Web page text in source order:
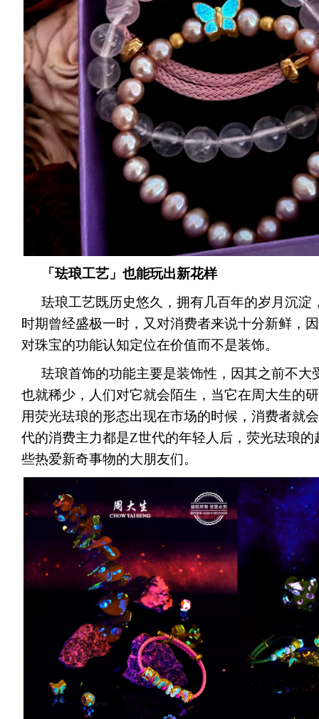
「珐琅工艺」也能玩出新花样
珐琅工艺既历史悠久，拥有几百年的岁月沉淀
时期曾经盛极一时，又对消费者来说十分新鲜，
对珠宝的功能认知定位在价值而不是装饰。
珐琅首饰的功能主要是装饰性，因其之前不大
也就稀少，人们对它就会陌生，当它在周大生的
用荧光珐琅的形态出现在市场的时候，消费者就
代的消费主力都是Z世代的年轻人后，荧光珐琅
些热爱新奇事物的大朋友们。